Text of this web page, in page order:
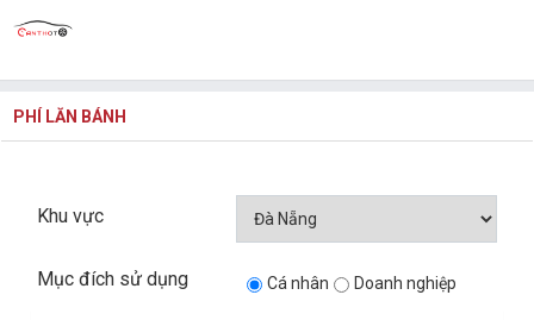
PHÍ LĂN BÁNH
Khu vực
Mục đích sử dụng Cá nhân Doanh nghiệp